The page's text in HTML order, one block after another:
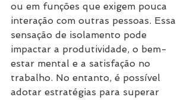
ou em funções que exigem pouca
interação com outras pessoas. Essa
sensação de isolamento pode
impactar a produtividade, o bem-
estar mental e a satisfação no
trabalho. No entanto, é possível
adotar estratégias para superar